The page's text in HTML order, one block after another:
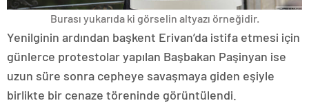
Burası yukarıda ki görselin altyazı örneğidir.
Yenilginin ardından başkent Erivan’da istifa etmesi için
günlerce protestolar yapılan Başbakan Paşinyan ise
uzun süre sonra cepheye savaşmaya giden eşiyle
birlikte bir cenaze töreninde görüntülendi.